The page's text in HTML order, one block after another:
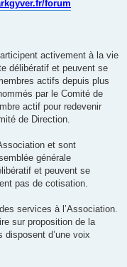
forum
activement à la vie
délibératif et peuvent se
actifs depuis plus
par le Comité de
actif pour redevenir
de Direction.
et sont
générale
et peuvent se
pas de cotisation.
services à l’Association.
sur proposition de la
d’une voix